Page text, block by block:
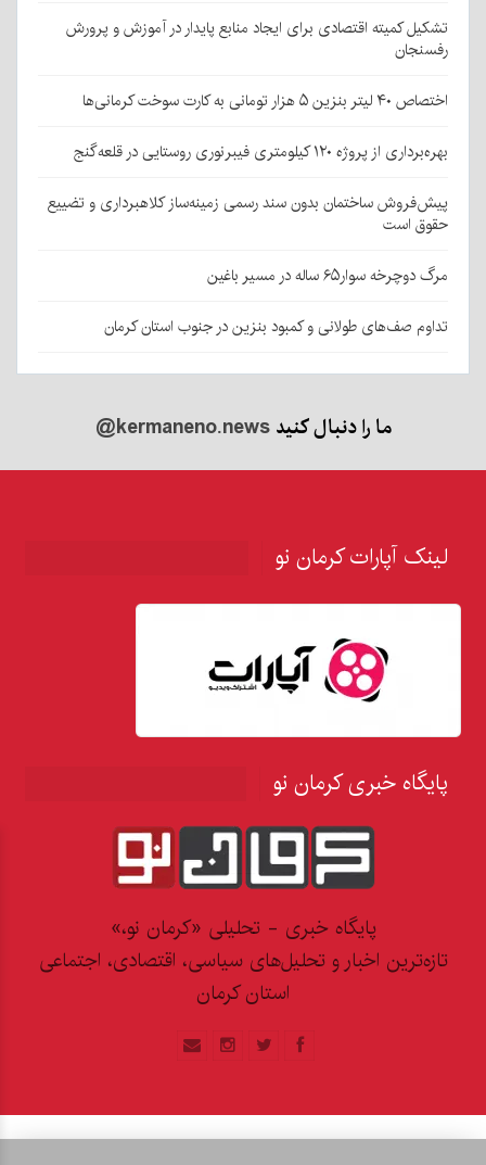
تشکیل کمیته اقتصادی برای ایجاد منابع پایدار در آموزش و پرورش
رفسنجان
اختصاص ۴۰ لیتر بنزین ۵ هزار تومانی به کارت سوخت کرمانی‌ها
بهره‌برداری از پروژه ۱۲۰ کیلومتری فیبرنوری روستایی در قلعه‌گنج
پیش‌فروش ساختمان بدون سند رسمی زمینه‌ساز کلاهبرداری و تضییع
حقوق است
مرگ دوچرخه سوار۶۵ ساله در مسیر باغین
تداوم صف‌های طولانی و کمبود بنزین در جنوب استان کرمان
ما را دنبال کنید@kermaneno.news
لینک آپارات کرمان نو
پایگاه خبری کرمان نو
پایگاه خبری - تحلیلی «کرمان نو،»
تازه‌ترین اخبار و تحلیل‌های سیاسی، اقتصادی، اجتماعی
استان کرمان